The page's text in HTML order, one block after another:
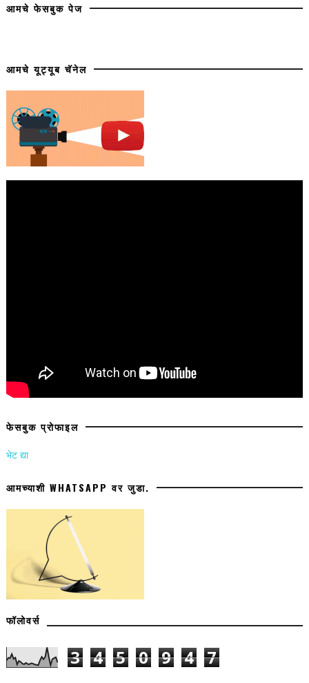
आमचे फेसबुक पेज
आमचे यूट्यूब चॅनेल
फेसबुक प्रोफाइल
भेट द्या
आमच्याशी WHATSAPP वर जुडा.
फॉलोवर्स
3 4 5 0 9 4 7